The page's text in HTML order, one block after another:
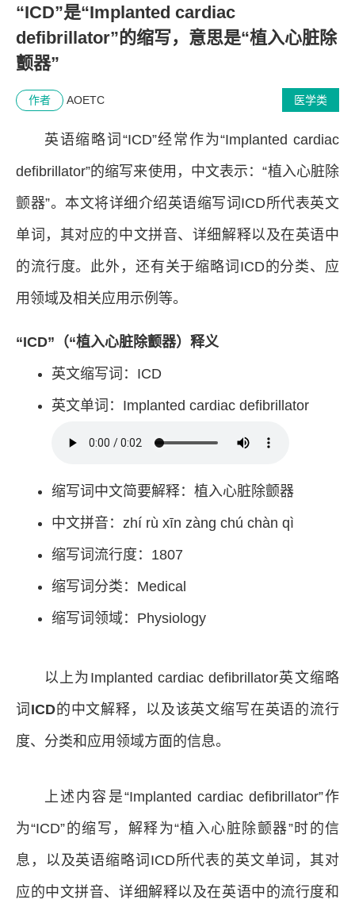
“ICD”是“Implanted cardiac
defibrillator”的缩写，意思是“植入心脏除
颤器”
医学类
作者 AOETC
英语缩略词“ICD”经常作为“Implanted cardiac
defibrillator”的缩写来使用，中文表示：“植入心脏除
颤器”。本文将详细介绍英语缩写词ICD所代表英文
单词，其对应的中文拼音、详细解释以及在英语中
的流行度。此外，还有关于缩略词ICD的分类、应
用领域及相关应用示例等。
“ICD”（“植入心脏除颤器）释义
英文缩写词：ICD
英文单词：Implanted cardiac defibrillator
缩写词中文简要解释：植入心脏除颤器
中文拼音：zhí rù xīn zàng chú chàn qì
缩写词流行度：1807
缩写词分类：Medical
缩写词领域：Physiology
以上为Implanted cardiac defibrillator英文缩略
词 ICD的中文解释，以及该英文缩写在英语的流行
度、分类和应用领域方面的信息。
上述内容是“Implanted cardiac defibrillator”作
为“ICD”的缩写，解释为“植入心脏除颤器”时的信
息，以及英语缩略词ICD所代表的英文单词，其对
应的中文拼音、详细解释以及在英语中的流行度和